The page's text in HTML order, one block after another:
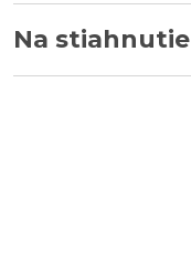
Na stiahnutie